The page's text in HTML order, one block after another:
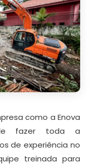
como a Enova
fazer toda a
de experiência no
treinada para